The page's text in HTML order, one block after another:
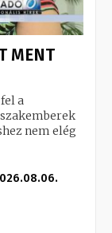
MENT
a
nem elég